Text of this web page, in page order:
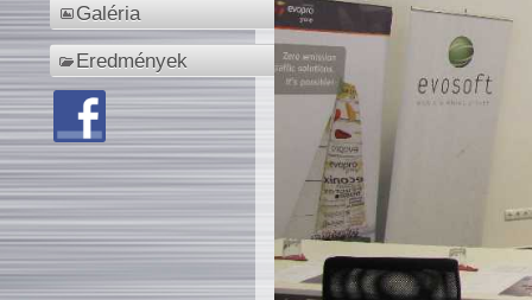
Galéria
Eredmények